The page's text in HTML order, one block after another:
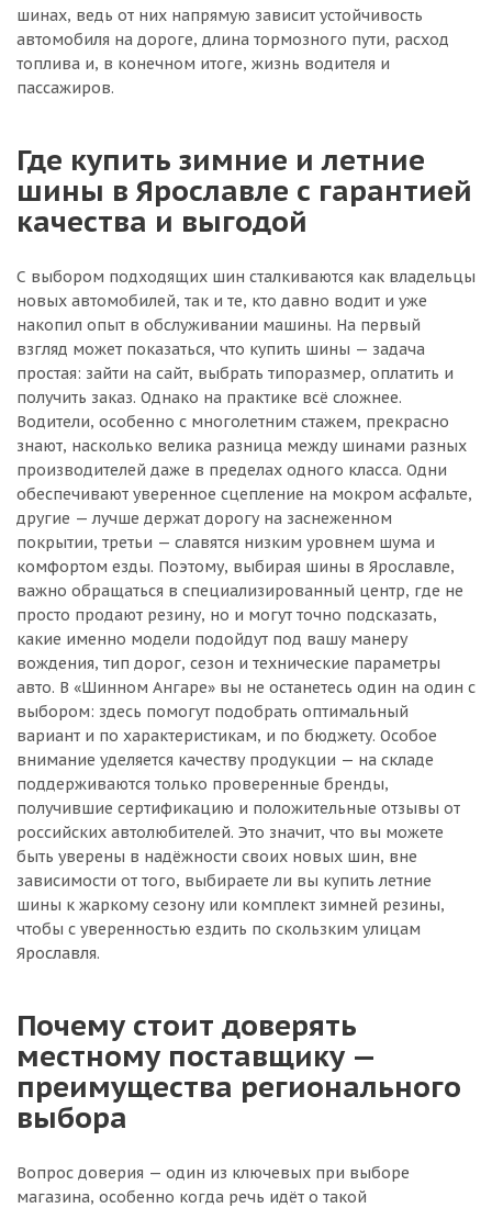
шинах, ведь от них напрямую зависит устойчивость
автомобиля на дороге, длина тормозного пути, расход
топлива и, в конечном итоге, жизнь водителя и
пассажиров.
Где купить зимние и летние
шины в Ярославле с гарантией
качества и выгодой
С выбором подходящих шин сталкиваются как владельцы
новых автомобилей, так и те, кто давно водит и уже
накопил опыт в обслуживании машины. На первый
взгляд может показаться, что купить шины — задача
простая: зайти на сайт, выбрать типоразмер, оплатить и
получить заказ. Однако на практике всё сложнее.
Водители, особенно с многолетним стажем, прекрасно
знают, насколько велика разница между шинами разных
производителей даже в пределах одного класса. Одни
обеспечивают уверенное сцепление на мокром асфальте,
другие — лучше держат дорогу на заснеженном
покрытии, третьи — славятся низким уровнем шума и
комфортом езды. Поэтому, выбирая шины в Ярославле,
важно обращаться в специализированный центр, где не
просто продают резину, но и могут точно подсказать,
какие именно модели подойдут под вашу манеру
вождения, тип дорог, сезон и технические параметры
авто. В «Шинном Ангаре» вы не останетесь один на один с
выбором: здесь помогут подобрать оптимальный
вариант и по характеристикам, и по бюджету. Особое
внимание уделяется качеству продукции — на складе
поддерживаются только проверенные бренды,
получившие сертификацию и положительные отзывы от
российских автолюбителей. Это значит, что вы можете
быть уверены в надёжности своих новых шин, вне
зависимости от того, выбираете ли вы купить летние
шины к жаркому сезону или комплект зимней резины,
чтобы с уверенностью ездить по скользким улицам
Ярославля.
Почему стоит доверять
местному поставщику —
преимущества регионального
выбора
Вопрос доверия — один из ключевых при выборе
магазина, особенно когда речь идёт о такой